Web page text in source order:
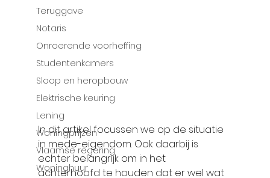
Teruggave
Notaris
Onroerende voorheffing
Studentenkamers
Sloop en heropbouw
Elektrische keuring
Lening
Woningprijzen
Vlaamse regering
Woninghuur
In dit artikel focussen we op de situatie
in mede-eigendom. Ook daarbij is
echter belangrijk om in het
achterhoofd te houden dat er wel wat